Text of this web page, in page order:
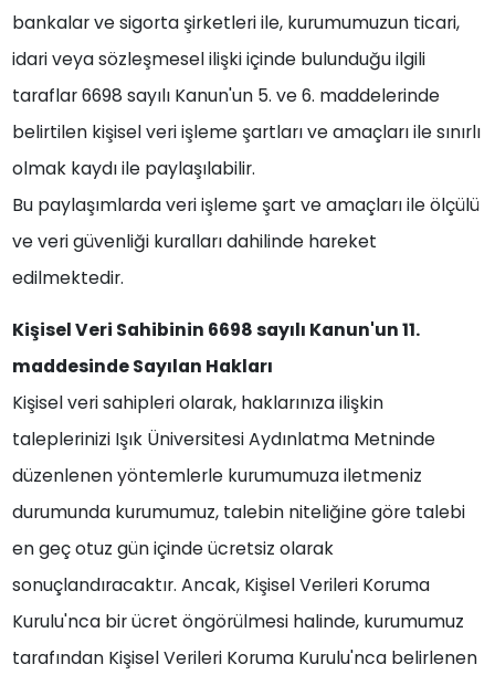
bankalar ve sigorta şirketleri ile, kurumumuzun ticari,
idari veya sözleşmesel ilişki içinde bulunduğu ilgili
taraflar 6698 sayılı Kanun'un 5. ve 6. maddelerinde
belirtilen kişisel veri işleme şartları ve amaçları ile sınırlı
olmak kaydı ile paylaşılabilir.
Bu paylaşımlarda veri işleme şart ve amaçları ile ölçülü
ve veri güvenliği kuralları dahilinde hareket
edilmektedir.
Kişisel Veri Sahibinin 6698 sayılı Kanun'un 11.
maddesinde Sayılan Hakları
Kişisel veri sahipleri olarak, haklarınıza ilişkin
taleplerinizi Işık Üniversitesi Aydınlatma Metninde
düzenlenen yöntemlerle kurumumuza iletmeniz
durumunda kurumumuz, talebin niteliğine göre talebi
en geç otuz gün içinde ücretsiz olarak
sonuçlandıracaktır. Ancak, Kişisel Verileri Koruma
Kurulu'nca bir ücret öngörülmesi halinde, kurumumuz
tarafından Kişisel Verileri Koruma Kurulu'nca belirlenen